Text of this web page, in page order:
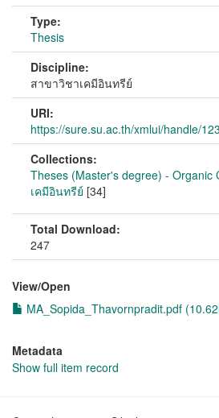
Type:
Thesis
Discipline:
สาขาวิชาเคมีอินทรีย์
URI:
https://sure.su.ac.th/xmlui/handle/
Collections:
Theses (Master's degree) -
เคมีอินทรีย์ [34]
Total Download:
247
View/Open
MA_Sopida_Thavornpradit.pdf
Metadata
Show full item record